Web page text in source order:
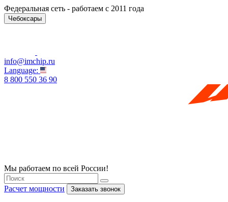
Федеральная сеть - работаем с 2011 года
Чебоксары
info@imchip.ru
Language:
8 800 550 36 90
Мы работаем по всей России!
Расчет мощности Заказать звонок